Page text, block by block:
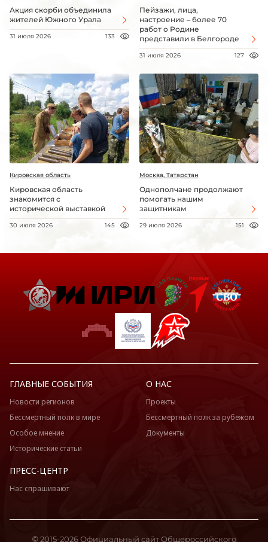
Акция скорби объединила
жителей Южного Урала
31 июля 2026 133
Пейзажи, лица,
настроение – более 70
работ о Родине
представили в Белгороде
31 июля 2026 127
Кировская область
Кировская область
знакомится с
исторической выставкой
30 июля 2026 145
Москва, Татарстан
Однополчане продолжают
помогать нашим
защитникам
29 июля 2026 151
ГЛАВНЫЕ СОБЫТИЯ
Новости регионов
Бессмертный полк в мире
Особое мнение
Исторические статьи
О НАС
Проекты
Бессмертный полк за рубежом
Документы
ПРЕСС-ЦЕНТР
Нас спрашивают
© 2015-2026 Официальный сайт Общероссийского